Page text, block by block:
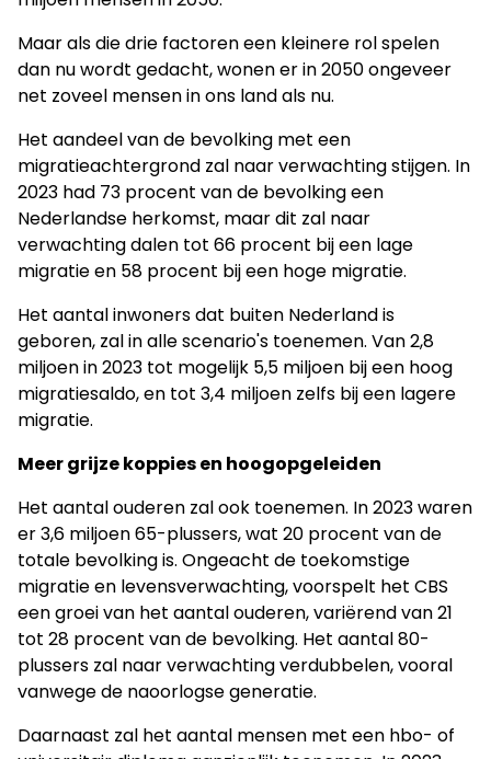
Maar als die drie factoren een kleinere rol spelen
dan nu wordt gedacht, wonen er in 2050 ongeveer
net zoveel mensen in ons land als nu.
Het aandeel van de bevolking met een
migratieachtergrond zal naar verwachting stijgen. In
2023 had 73 procent van de bevolking een
Nederlandse herkomst, maar dit zal naar
verwachting dalen tot 66 procent bij een lage
migratie en 58 procent bij een hoge migratie.
Het aantal inwoners dat buiten Nederland is
geboren, zal in alle scenario's toenemen. Van 2,8
miljoen in 2023 tot mogelijk 5,5 miljoen bij een hoog
migratiesaldo, en tot 3,4 miljoen zelfs bij een lagere
migratie.
Meer grijze koppies en hoogopgeleiden
Het aantal ouderen zal ook toenemen. In 2023 waren
er 3,6 miljoen 65-plussers, wat 20 procent van de
totale bevolking is. Ongeacht de toekomstige
migratie en levensverwachting, voorspelt het CBS
een groei van het aantal ouderen, variërend van 21
tot 28 procent van de bevolking. Het aantal 80-
plussers zal naar verwachting verdubbelen, vooral
vanwege de naoorlogse generatie.
Daarnaast zal het aantal mensen met een hbo- of